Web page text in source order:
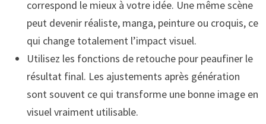
correspond le mieux à votre idée. Une même scène
peut devenir réaliste, manga, peinture ou croquis, ce
qui change totalement l’impact visuel.
Utilisez les fonctions de retouche pour peaufiner le
résultat final. Les ajustements après génération
sont souvent ce qui transforme une bonne image en
visuel vraiment utilisable.